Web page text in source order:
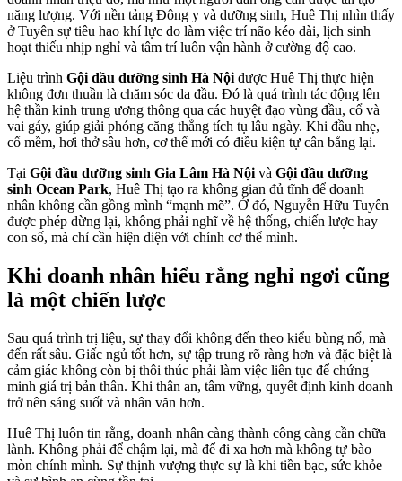
năng lượng. Với nền tảng Đông y và dưỡng sinh, Huê Thị nhìn thấy
ở Tuyên sự tiêu hao khí lực do làm việc trí não kéo dài, lịch sinh
hoạt thiếu nhịp nghỉ và tâm trí luôn vận hành ở cường độ cao.
Liệu trình Gội đầu dưỡng sinh Hà Nộiđược Huê Thị thực hiện
không đơn thuần là chăm sóc da đầu. Đó là quá trình tác động lên
hệ thần kinh trung ương thông qua các huyệt đạo vùng đầu, cổ và
vai gáy, giúp giải phóng căng thẳng tích tụ lâu ngày. Khi đầu nhẹ,
cổ mềm, hơi thở sâu hơn, cơ thể mới có điều kiện tự cân bằng lại.
Tại Gội đầu dưỡng sinh Gia Lâm Hà Nộivà Gội đầu dưỡng
sinh Ocean Park, Huê Thị tạo ra không gian đủ tĩnh để doanh
nhân không cần gồng mình “mạnh mẽ”. Ở đó, Nguyễn Hữu Tuyên
được phép dừng lại, không phải nghĩ về hệ thống, chiến lược hay
con số, mà chỉ cần hiện diện với chính cơ thể mình.
Khi doanh nhân hiểu rằng nghỉ ngơi cũng
là một chiến lược
Sau quá trình trị liệu, sự thay đổi không đến theo kiểu bùng nổ, mà
đến rất sâu. Giấc ngủ tốt hơn, sự tập trung rõ ràng hơn và đặc biệt là
cảm giác không còn bị thôi thúc phải làm việc liên tục để chứng
minh giá trị bản thân. Khi thân an, tâm vững, quyết định kinh doanh
trở nên sáng suốt và nhân văn hơn.
Huê Thị luôn tin rằng, doanh nhân càng thành công càng cần chữa
lành. Không phải để chậm lại, mà để đi xa hơn mà không tự bào
mòn chính mình. Sự thịnh vượng thực sự là khi tiền bạc, sức khỏe